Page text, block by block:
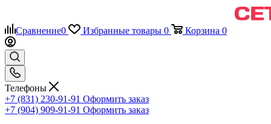
Сравнение0 Избранные товары 0 Корзина 0
Телефоны
+7 (831) 230-91-91 Оформить заказ
+7 (904) 909-91-91 Оформить заказ